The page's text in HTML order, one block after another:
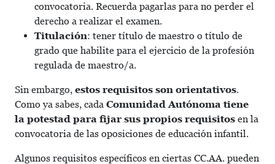
convocatoria. Recuerda pagarlas para no perder el
derecho a realizar el examen.
Titulación: tener título de maestro o título de
grado que habilite para el ejercicio de la profesión
regulada de maestro/a.
Sin embargo, estos requisitos son orientativos.
Como ya sabes, cada Comunidad Autónoma tiene
la potestad para fijar sus propios requisitos en la
convocatoria de las oposiciones de educación infantil.
Algunos requisitos específicos en ciertas CC.AA. pueden